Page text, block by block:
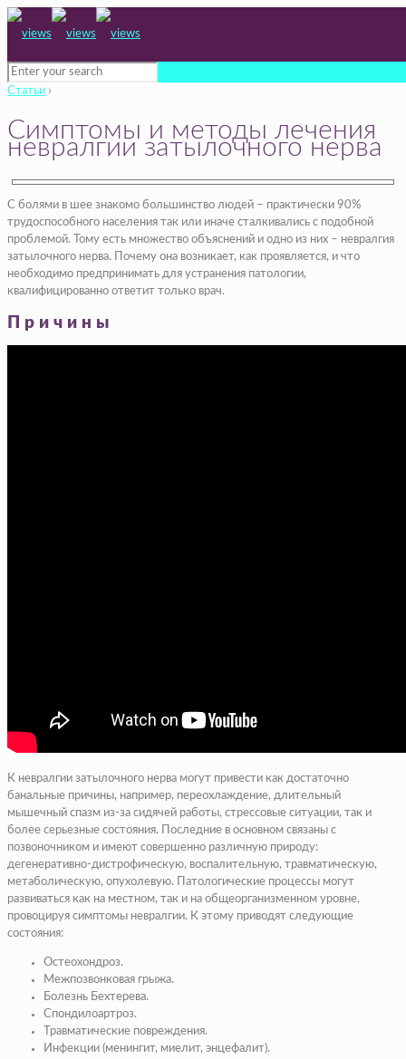
Статьи ›
Симптомы и методы лечения
невралгии затылочного нерва
С болями в шее знакомо большинство людей – практически 90%
трудоспособного населения так или иначе сталкивались с подобной
проблемой. Тому есть множество объяснений и одно из них – невралгия
затылочного нерва. Почему она возникает, как проявляется, и что
необходимо предпринимать для устранения патологии,
квалифицированно ответит только врач.
Причины
К невралгии затылочного нерва могут привести как достаточно
банальные причины, например, переохлаждение, длительный
мышечный спазм из-за сидячей работы, стрессовые ситуации, так и
более серьезные состояния. Последние в основном связаны с
позвоночником и имеют совершенно различную природу:
дегенеративно-дистрофическую, воспалительную, травматическую,
метаболическую, опухолевую. Патологические процессы могут
развиваться как на местном, так и на общеорганизменном уровне,
провоцируя симптомы невралгии. К этому приводят следующие
состояния:
Остеохондроз.
Межпозвонковая грыжа.
Болезнь Бехтерева.
Спондилоартроз.
Травматические повреждения.
Инфекции (менингит, миелит, энцефалит).